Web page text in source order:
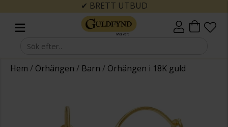
✔ BRETT UTBUD
Hem / Örhängen / Barn / Örhängen i 18K guld